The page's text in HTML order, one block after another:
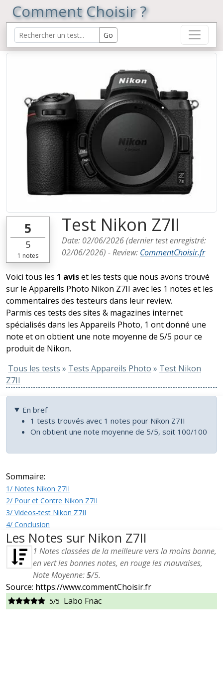
Comment Choisir ?
5
5
1 notes
Test Nikon Z7II
Date: 02/06/2026(dernier test enregistré:
02/06/2026) -Review: CommentChoisir.fr
Voici tous les 1 aviset les tests que nous avons trouvé
sur le Appareils Photo Nikon Z7II avec les 1 notes et les
commentaires des testeurs dans leur review.
Parmis ces tests des sites & magazines internet
spécialisés dans les Appareils Photo, 1 ont donné une
note et on obtient une note moyenne de 5/5 pour ce
produit de Nikon.
Tous les tests » Tests Appareils Photo » Test Nikon
Z7II
En bref
1 tests trouvés avec 1 notes pour Nikon Z7II
On obtient une note moyenne de 5/5, soit 100/100
Sommaire:
1/ Notes Nikon Z7II
2/ Pour et Contre Nikon Z7II
3/ Videos-test Nikon Z7II
4/ Conclusion
Les Notes sur Nikon Z7II
1 Notes classées de la meilleure vers la moins bonne,
en vert les bonnes notes, en rouge les mauvaises,
Note Moyenne:5/5.
Source: https://www.commentChoisir.fr
5/5 Labo Fnac